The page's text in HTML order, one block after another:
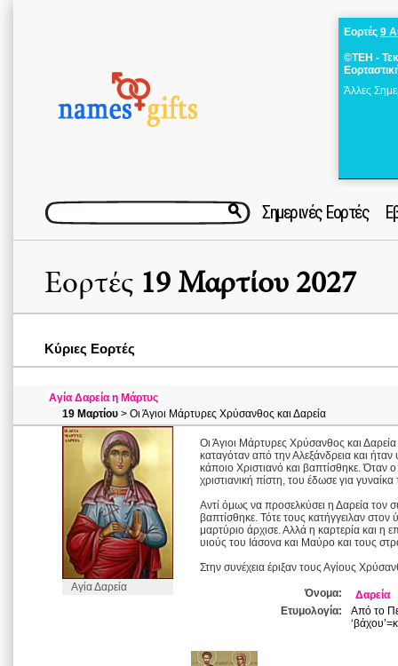
Εορτές 9
©ΤΕΗ -
Άλλες
Σημερινές Εορτές
Εορτές 19 Μαρτίου 2027
Κύριες Εορτές
Αγία Δαρεία η Μάρτυς
19 Μαρτίου > Οι Άγιοι Μάρτυρες Χρύσανθος και Δαρεία
Αγία Δαρεία
Οι Άγιοι Μάρτυρες Χρύσανθος και
καταγόταν από την Αλεξάνδρεια και
κάποιο Χριστιανό και βαπτίσθηκε. Όταν
χριστιανική πίστη, του έδωσε για
Αντί όμως να προσελκύσει η Δαρεία τον
βαπτίσθηκε. Τότε τους κατήγγειλαν
μαρτύριο άρχισε. Αλλά η καρτερία και η
υιούς του Ιάσονα και Μαύρο και τους
Στην συνέχεια έριξαν τους Αγίους
Όνομα:
Δαρεία
Ετυμολογία:
Από το